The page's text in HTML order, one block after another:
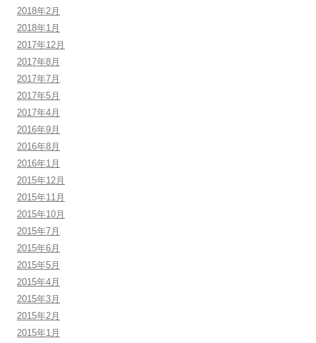
2018年2月
2018年1月
2017年12月
2017年8月
2017年7月
2017年5月
2017年4月
2016年9月
2016年8月
2016年1月
2015年12月
2015年11月
2015年10月
2015年7月
2015年6月
2015年5月
2015年4月
2015年3月
2015年2月
2015年1月